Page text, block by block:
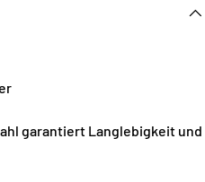
garantiert Langlebigkeit und